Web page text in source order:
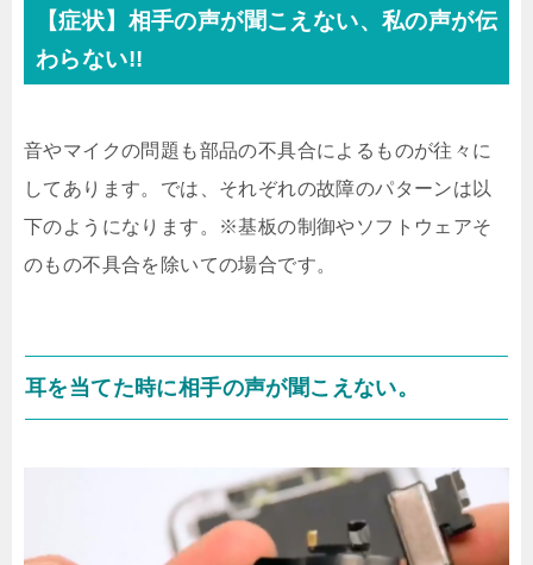
【症状】相手の声が聞こえない、私の声が伝
わらない!!
音やマイクの問題も部品の不具合によるものが往々に
してあります。では、それぞれの故障のパターンは以
下のようになります。※基板の制御やソフトウェアそ
のもの不具合を除いての場合です。
耳を当てた時に相手の声が聞こえない。